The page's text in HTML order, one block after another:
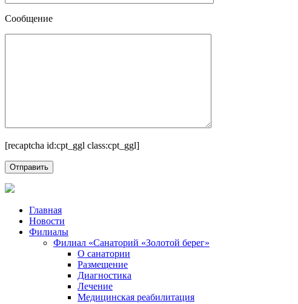
Сообщение
[recaptcha id:cpt_ggl class:cpt_ggl]
Главная
Новости
Филиалы
Филиал «Санаторий «Золотой берег»
О санатории
Размещение
Диагностика
Лечение
Медицинская реабилитация